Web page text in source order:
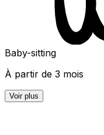
Baby-sitting
À partir de 3 mois
Voir plus